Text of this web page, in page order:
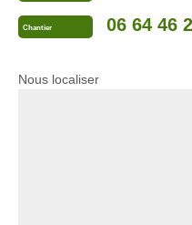
Chantier 06 64 46
Nous localiser